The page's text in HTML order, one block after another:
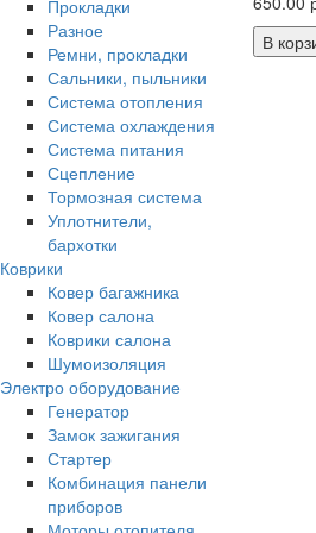
Прокладки
Разное
Ремни, прокладки
Сальники, пыльники
Система отопления
Система охлаждения
Система питания
Сцепление
Тормозная система
Уплотнители,
бархотки
Коврики
Ковер багажника
Ковер салона
Коврики салона
Шумоизоляция
Электро оборудование
Генератор
Замок зажигания
Стартер
Комбинация панели
приборов
В